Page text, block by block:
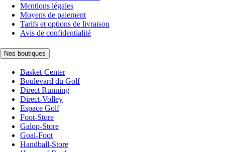
Mentions légales
Moyens de paiement
Tarifs et options de livraison
Avis de confidentialité
Nos boutiques
Basket-Center
Boulevard du Golf
Direct Running
Direct-Volley
Espace Golf
Foot-Store
Galop-Store
Goal-Foot
Handball-Store